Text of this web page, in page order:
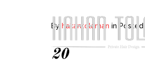
By hakantolaman in Posted
20